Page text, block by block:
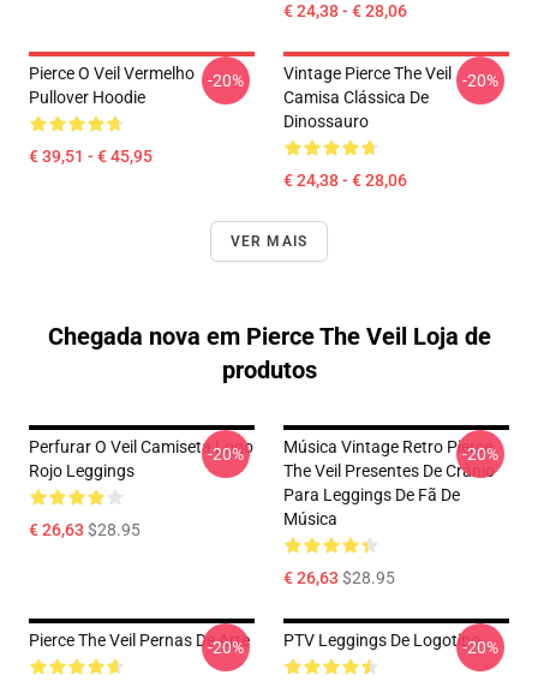
€ 24,38 - € 28,06
Pierce O Veil Vermelho
Pullover Hoodie
€ 39,51 - € 45,95
-20%
Vintage Pierce The Veil
Camisa Clássica De
Dinossauro
€ 24,38 - € 28,06
-20%
VER MAIS
Chegada nova em Pierce The Veil Loja de
produtos
Perfurar O Veil Camiseta Logo
Rojo Leggings
€ 26,63 $28.95
-20%
Música Vintage Retro Pierce
The Veil Presentes De Crânio
Para Leggings De Fã De
Música
€ 26,63 $28.95
-20%
Pierce The Veil Pernas De Arte
-20% PTV Leggings De Logotipo-20%